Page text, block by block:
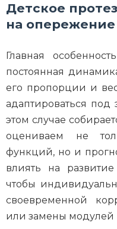
Детское
на опережение
Главная
постоянная
его пропорции и
адаптироваться
этом случае
оцениваем не
функций, но и
влиять на
чтобы
своевременной
или замены модулей